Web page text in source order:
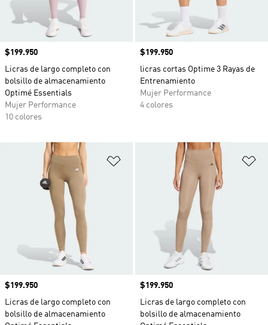
Precio
$199.950
Licras de largo completo con
bolsillo de almacenamiento
Optimé Essentials
Mujer Performance
10 colores
Precio
$199.950
licras cortas Optime 3 Rayas de
Entrenamiento
Mujer Performance
4 colores
Añadir a la lista de deseos
Precio
$199.950
Licras de largo completo con
bolsillo de almacenamiento
Precio
$199.950
Licras de largo completo con
bolsillo de almacenamiento